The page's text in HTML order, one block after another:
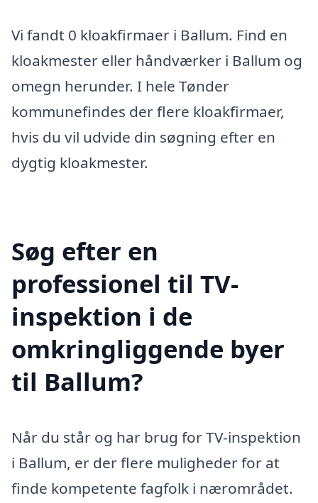
Vi fandt 0 kloakfirmaer i Ballum. Find en
kloakmester eller håndværker i Ballum og
omegn herunder. I hele Tønder
kommunefindes der flere kloakfirmaer,
hvis du vil udvide din søgning efter en
dygtig kloakmester.
Søg efter en
professionel til TV-
inspektion i de
omkringliggende byer
til Ballum?
Når du står og har brug for TV-inspektion
i Ballum, er der flere muligheder for at
finde kompetente fagfolk i nærområdet.